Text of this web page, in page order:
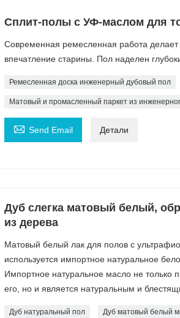
Сплит-полы с УФ-маслом для
Современная ремесленная работа
впечатление старины. Пол наделен
Ремесленная доска инженерный дубовый пол
Матовый и промасленный паркет из
 Send Email Детали
Дуб слегка матовый белый,
из дерева
Матовый белый лак для полов с
используется импортное натуральное
Импортное натуральное масло не только
его, но и является натуральным и
Дуб натуральный пол Дуб матовый белый